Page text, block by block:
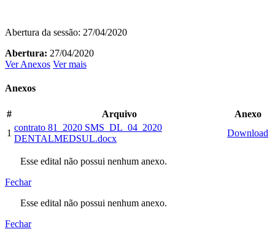
Abertura da sessão: 27/04/2020
Abertura: 27/04/2020
Ver Anexos Ver mais
Anexos
# Arquivo
Anexo
1
contrato 81_2020 SMS_DL_04_2020
DENTALMEDSUL.docx
Download
Esse edital não possui nenhum anexo.
Fechar
Esse edital não possui nenhum anexo.
Fechar